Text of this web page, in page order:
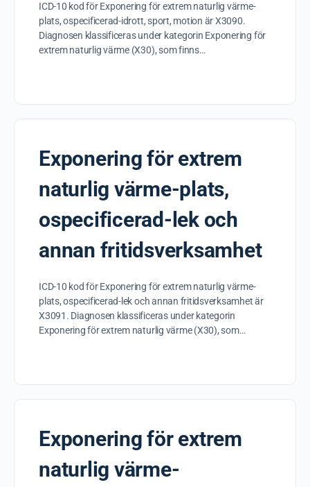
ICD-10 kod för Exponering för extrem naturlig värme-
plats, ospecificerad-idrott, sport, motion är X3090.
Diagnosen klassificeras under kategorin Exponering för
extrem naturlig värme (X30), som finns…
Exponering för extrem
naturlig värme-plats,
ospecificerad-lek och
annan fritidsverksamhet
ICD-10 kod för Exponering för extrem naturlig värme-
plats, ospecificerad-lek och annan fritidsverksamhet är
X3091. Diagnosen klassificeras under kategorin
Exponering för extrem naturlig värme (X30), som…
Exponering för extrem
naturlig värme-